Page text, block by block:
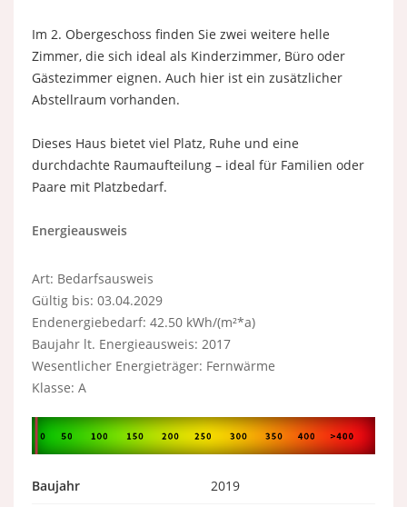
Im 2. Obergeschoss finden Sie zwei weitere helle
Zimmer, die sich ideal als Kinderzimmer, Büro oder
Gästezimmer eignen. Auch hier ist ein zusätzlicher
Abstellraum vorhanden.
Dieses Haus bietet viel Platz, Ruhe und eine
durchdachte Raumaufteilung – ideal für Familien oder
Paare mit Platzbedarf.
Energieausweis
Art: Bedarfsausweis
Gültig bis: 03.04.2029
Endenergiebedarf: 42.50 kWh/(m²*a)
Baujahr lt. Energieausweis: 2017
Wesentlicher Energieträger: Fernwärme
Klasse: A
Baujahr
2019